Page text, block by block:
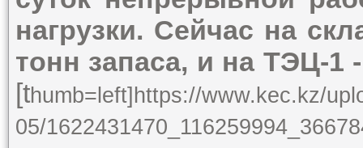
нагрузки. Сейчас на
тонн запаса, и на ТЭЦ-1
[thumb=left]https://www.kec.kz/
05/